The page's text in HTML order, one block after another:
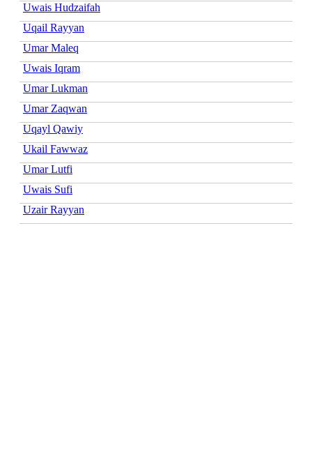
Uwais Hudzaifah
Uqail Rayyan
Umar Maleq
Uwais Iqram
Umar Lukman
Umar Zaqwan
Uqayl Qawiy
Ukail Fawwaz
Umar Lutfi
Uwais Sufi
Uzair Rayyan